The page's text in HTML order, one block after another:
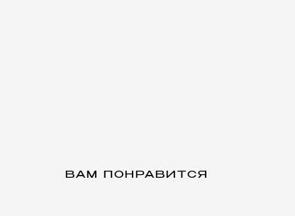
ВАМ ПОНРАВИТСЯ